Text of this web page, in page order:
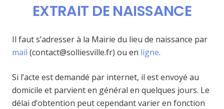
EXTRAIT DE NAISSANCE
Il faut s’adresser à la Mairie du lieu de naissance par
mail (contact@solliesville.fr) ou en ligne.
Si l’acte est demandé par internet, il est envoyé au
domicile et parvient en général en quelques jours. Le
délai d’obtention peut cependant varier en fonction